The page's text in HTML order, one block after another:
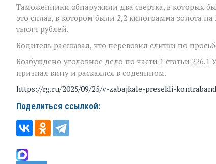
золота
на
22
Таможенники обнаружили два свертка, в которых
это сплав, в котором были 2,2 килограмма золота
тысяч рублей.
Водитель рассказал, что перевозил слитки по
Возбуждено уголовное дело по части 1 статьи
признал вину и раскаялся в содеянном.
https://rg.ru/2025/09/25/v-zabajkale-presekli-
Поделиться ссылкой: